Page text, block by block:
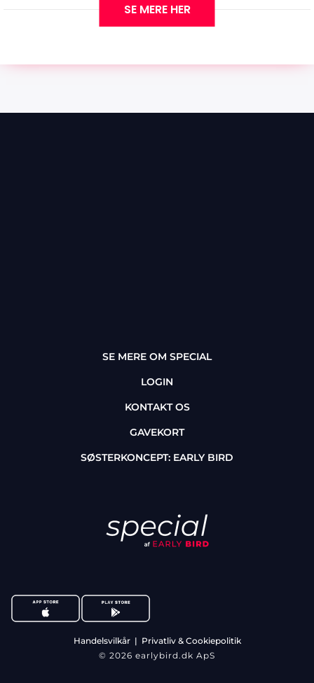
SE MERE HER
SE MERE OM SPECIAL
LOGIN
KONTAKT OS
GAVEKORT
SØSTERKONCEPT: EARLY BIRD
Handelsvilkår| Privatliv & Cookiepolitik
© 2026 earlybird.dk ApS